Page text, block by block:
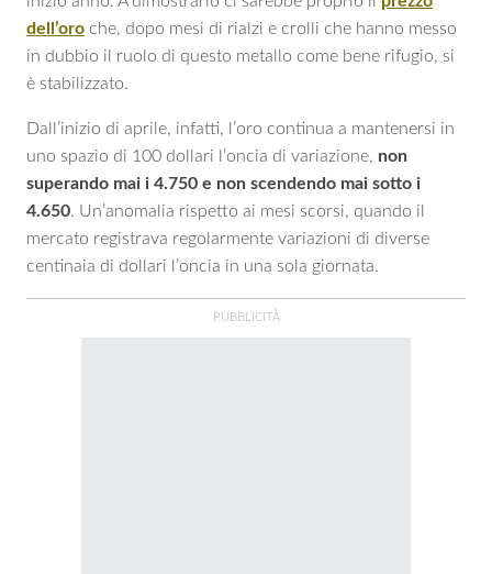
dell’oro che, dopo mesi di rialzi e crolli che hanno messo
in dubbio il ruolo di questo metallo come bene rifugio, si
è stabilizzato.
Dall’inizio di aprile, infatti, l’oro continua a mantenersi in
uno spazio di 100 dollari l’oncia di variazione, non
superando mai i 4.750 e non scendendo mai sotto i
4.650. Un’anomalia rispetto ai mesi scorsi, quando il
mercato registrava regolarmente variazioni di diverse
centinaia di dollari l’oncia in una sola giornata.